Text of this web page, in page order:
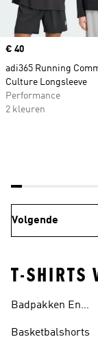
Price
€ 40
adi365 Running
Culture Longsleeve
Performance
2 kleuren
Volgende
T-SHIRTS
Badpakken En
Basketbalshorts